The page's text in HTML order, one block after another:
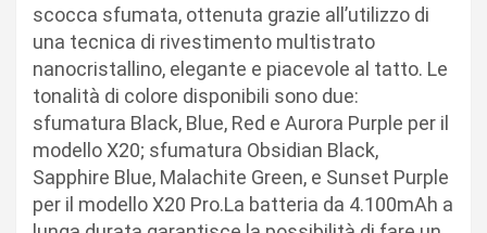
scocca sfumata, ottenuta grazie all’utilizzo di
una tecnica di rivestimento multistrato
nanocristallino, elegante e piacevole al tatto. Le
tonalità di colore disponibili sono due:
sfumatura Black, Blue, Red e Aurora Purple per il
modello X20; sfumatura Obsidian Black,
Sapphire Blue, Malachite Green, e Sunset Purple
per il modello X20 Pro.La batteria da 4.100mAh a